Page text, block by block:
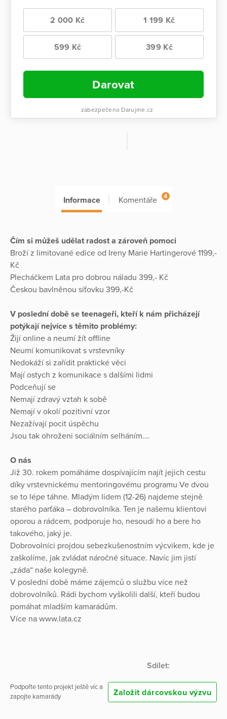
2 000 Kč 1 199 Kč
599 Kč 399 Kč
Darovat
zabezpečeno Darujme.cz
Informace Komentáře 4
Čím si můžeš udělat radost a zároveň pomoci
Broží z limitované edice od Ireny Marie Hartingerové 1199,-
Kč
Plecháčkem Lata pro dobrou náladu 399,- Kč
Českou bavlněnou síťovku 399,-Kč
V poslední době se teenageři, kteří k nám přicházejí
potýkají nejvíce s těmito problémy:
Žijí online a neumí žít offline
Neumí komunikovat s vrstevníky
Nedokáží si zařídit praktické věci
Mají ostych z komunikace s dalšími lidmi
Podceňují se
Nemají zdravý vztah k sobě
Nemají v okolí pozitivní vzor
Nezažívají pocit úspěchu
Jsou tak ohroženi sociálním selháním….
O nás
Již 30. rokem pomáháme dospívajícím najít jejich cestu
díky vrstevnickému mentoringovému programu Ve dvou
se to lépe táhne. Mladým lidem (12-26) najdeme stejně
starého parťáka – dobrovolníka. Ten je našemu klientovi
oporou a rádcem, podporuje ho, nesoudí ho a bere ho
takového, jaký je.
Dobrovolníci projdou sebezkušenostním výcvikem, kde je
zaškolíme, jak zvládat náročné situace. Navíc jim jistí
„záda“ naše kolegyně.
V poslední době máme zájemců o službu více než
dobrovolníků. Rádi bychom vyškolili další, kteří budou
pomáhat mladším kamarádům.
Více na www.lata.cz
Sdílet:
Podpořte tento projekt ještě víc a
zapojte kamarády
Založit dárcovskou výzvu